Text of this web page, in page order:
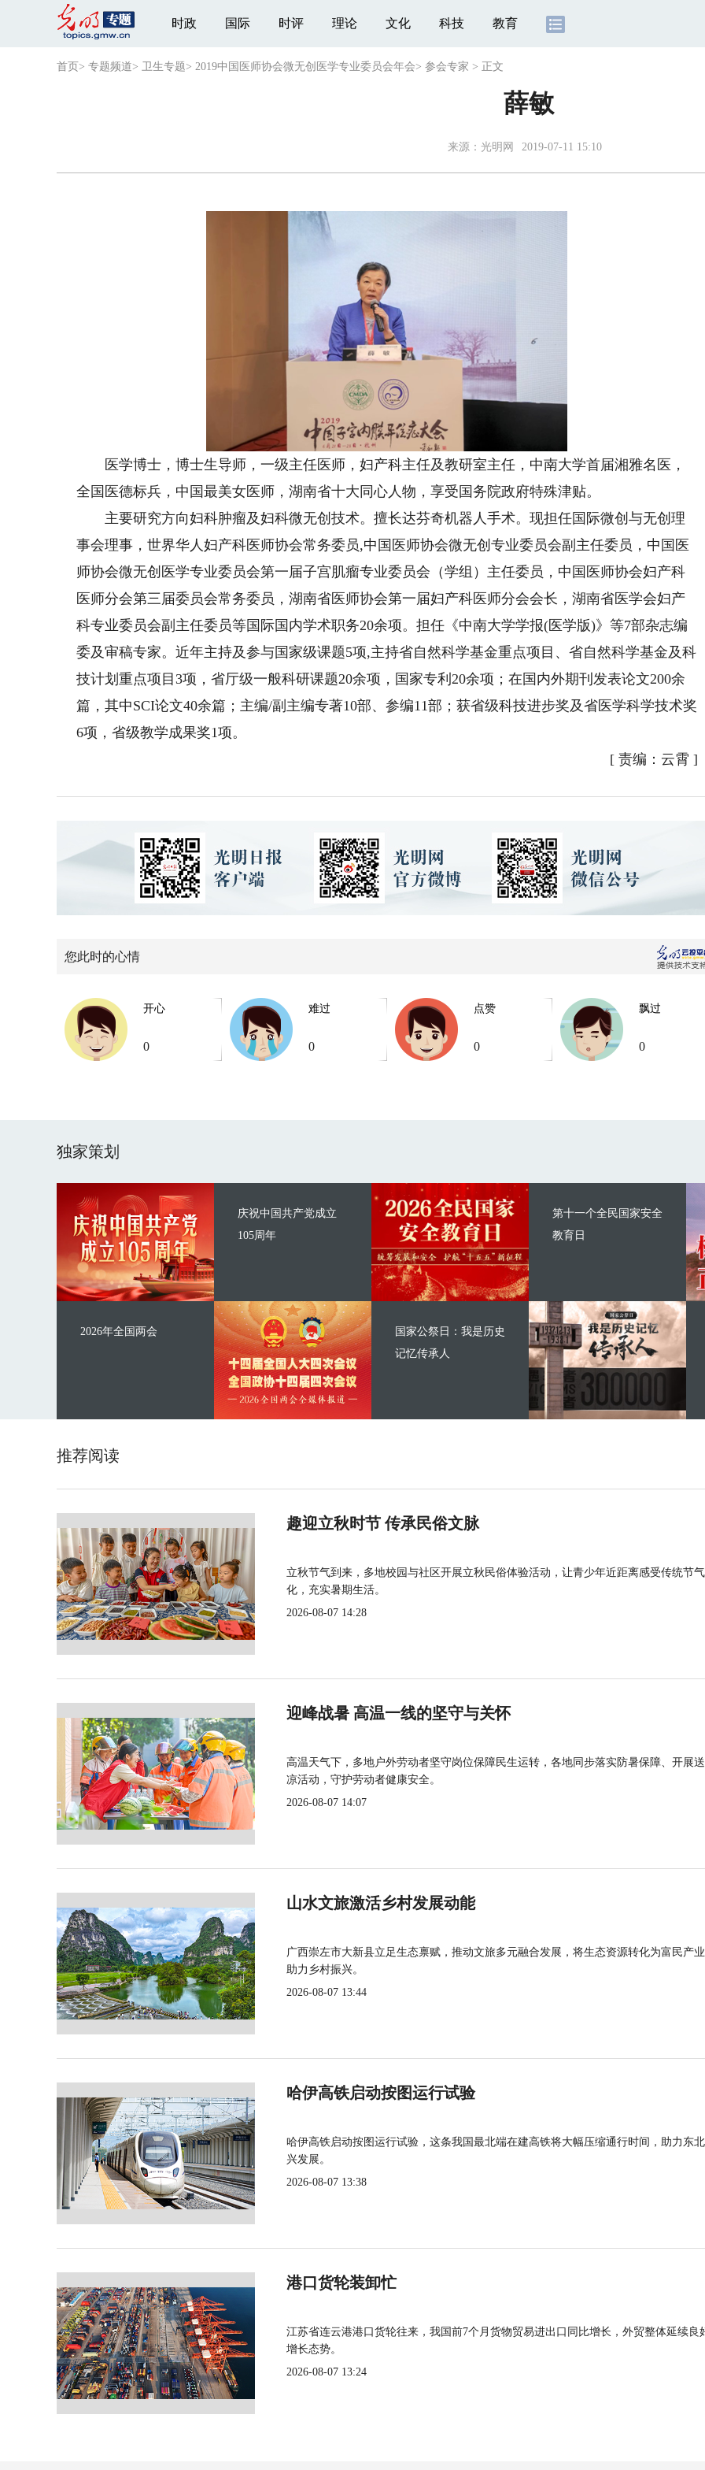
时政 国际 时评 理论 文化 科技 教育
首页 > 专题频道> 卫生专题> 2019中国医师协会微无创医学专业委员会年会> 参会专家 > 正文
薛敏
来源： 光明网 2019-07-11 15:10
医学博士，博士生导师，一级主任医师，妇产科主任及教研室主任，中南大学首届湘雅名医，
全国医德标兵，中国最美女医师，湖南省十大同心人物，享受国务院政府特殊津贴。
主要研究方向妇科肿瘤及妇科微无创技术。擅长达芬奇机器人手术。现担任国际微创与无创理
事会理事，世界华人妇产科医师协会常务委员,中国医师协会微无创专业委员会副主任委员，中国医
师协会微无创医学专业委员会第一届子宫肌瘤专业委员会（学组）主任委员，中国医师协会妇产科
医师分会第三届委员会常务委员，湖南省医师协会第一届妇产科医师分会会长，湖南省医学会妇产
科专业委员会副主任委员等国际国内学术职务20余项。担任《中南大学学报(医学版)》等7部杂志编
委及审稿专家。近年主持及参与国家级课题5项,主持省自然科学基金重点项目、省自然科学基金及科
技计划重点项目3项，省厅级一般科研课题20余项，国家专利20余项；在国内外期刊发表论文200余
篇，其中SCI论文40余篇；主编/副主编专著10部、参编11部；获省级科技进步奖及省医学科学技术奖
6项，省级教学成果奖1项。
[ 责编：云霄 ]
您此时的心情
开心
0
难过
0
点赞
0
飘过
0
独家策划
庆祝中国共产党成立
105周年
2026年全国两会
第十一个全民国家安全
教育日
国家公祭日：我是历史
记忆传承人
推荐阅读
趣迎立秋时节 传承民俗文脉
立秋节气到来，多地校园与社区开展立秋民俗体验活动，让青少年近距离感受传统节
化，充实暑期生活。
2026-08-07 14:28
迎峰战暑 高温一线的坚守与关怀
高温天气下，多地户外劳动者坚守岗位保障民生运转，各地同步落实防暑保障、开展
凉活动，守护劳动者健康安全。
2026-08-07 14:07
山水文旅激活乡村发展动能
广西崇左市大新县立足生态禀赋，推动文旅多元融合发展，将生态资源转化为富民产
助力乡村振兴。
2026-08-07 13:44
哈伊高铁启动按图运行试验
哈伊高铁启动按图运行试验，这条我国最北端在建高铁将大幅压缩通行时间，助力东
兴发展。
2026-08-07 13:38
港口货轮装卸忙
江苏省连云港港口货轮往来，我国前7个月货物贸易进出口同比增长，外贸整体延续良
增长态势。
2026-08-07 13:24